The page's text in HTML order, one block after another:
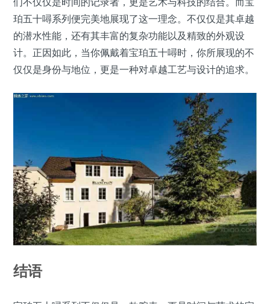
珀五十噚系列便完美地展现了这一理念。不仅仅是其卓越
的潜水性能，还有其丰富的复杂功能以及精致的外观设
计。正因如此，当你佩戴着宝珀五十噚时，你所展现的不
仅仅是身份与地位，更是一种对卓越工艺与设计的追求。
结语